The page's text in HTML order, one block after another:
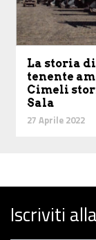
La storia
tenente
Cimeli
Sala
27 Aprile 2022
Iscriviti